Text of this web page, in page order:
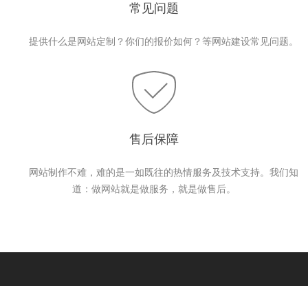
常见问题
提供什么是网站定制？你们的报价如何？等网站建设常见问题。
售后保障
网站制作不难，难的是一如既往的热情服务及技术支持。我们知
道：做网站就是做服务，就是做售后。